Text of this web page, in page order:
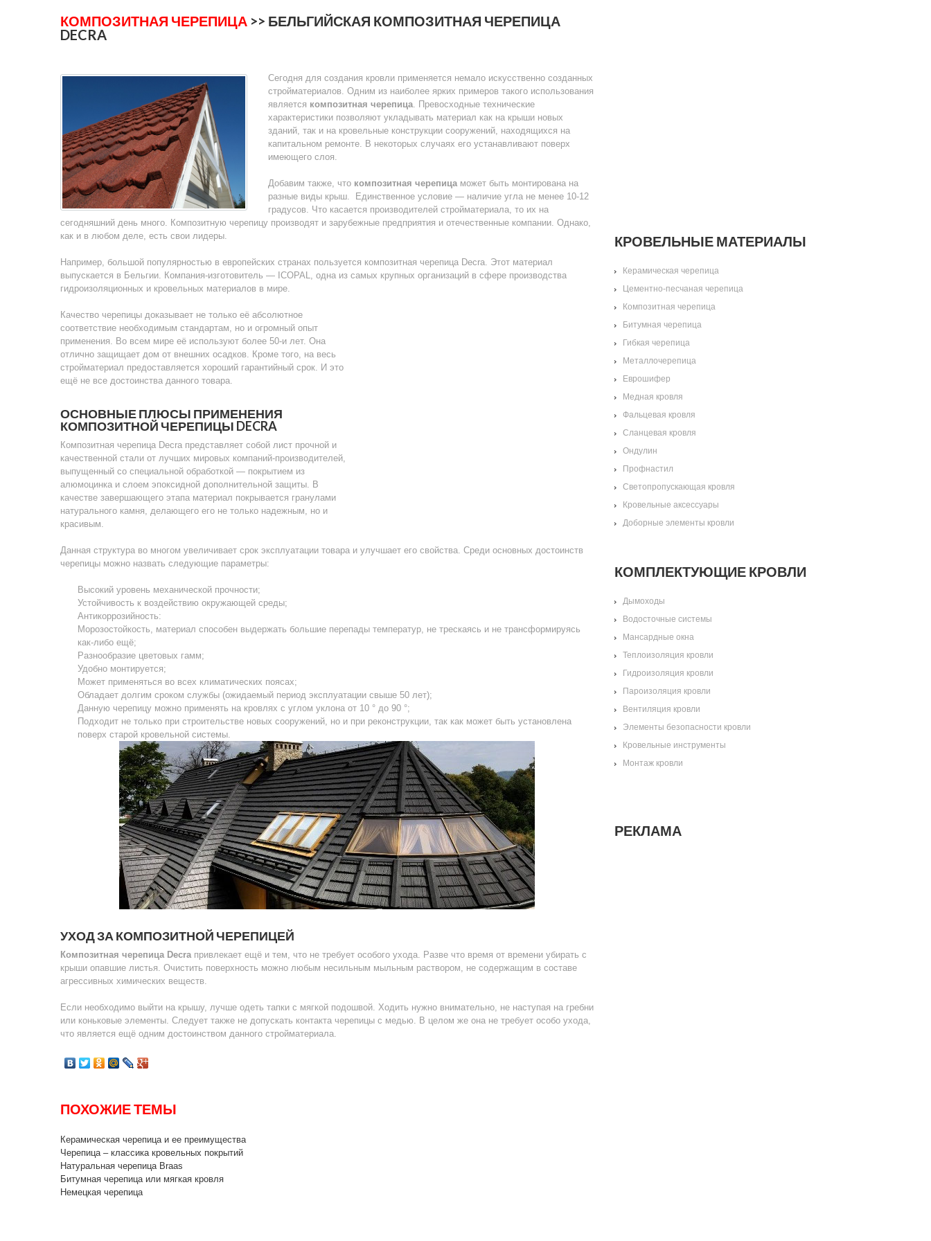
КОМПОЗИТНАЯ ЧЕРЕПИЦА >> БЕЛЬГИЙСКАЯ КОМПОЗИТНАЯ ЧЕРЕПИЦА
DECRA
Сегодня для создания кровли применяется немало искусственно созданных
стройматериалов. Одним из наиболее ярких примеров такого использования
является композитная черепица. Превосходные технические
характеристики позволяют укладывать материал как на крыши новых
зданий, так и на кровельные конструкции сооружений, находящихся на
капитальном ремонте. В некоторых случаях его устанавливают поверх
имеющего слоя.
Добавим также, что композитная черепицаможет быть монтирована на
разные виды крыш. Единственное условие — наличие угла не менее 10-12
градусов. Что касается производителей стройматериала, то их на
сегодняшний день много. Композитную черепицу производят и зарубежные предприятия и отечественные компании. Однако,
как и в любом деле, есть свои лидеры.
Например, большой популярностью в европейских странах пользуется композитная черепица Decra. Этот материал
выпускается в Бельгии. Компания-изготовитель — ICOPAL, одна из самых крупных организаций в сфере производства
гидроизоляционных и кровельных материалов в мире.
Качество черепицы доказывает не только её абсолютное
соответствие необходимым стандартам, но и огромный опыт
применения. Во всем мире её используют более 50-и лет. Она
отлично защищает дом от внешних осадков. Кроме того, на весь
стройматериал предоставляется хороший гарантийный срок. И это
ещё не все достоинства данного товара.
ОСНОВНЫЕ ПЛЮСЫ ПРИМЕНЕНИЯ
КОМПОЗИТНОЙ ЧЕРЕПИЦЫ DECRA
Композитная черепица Decra представляет собой лист прочной и
качественной стали от лучших мировых компаний-производителей,
выпущенный со специальной обработкой — покрытием из
алюмоцинка и слоем эпоксидной дополнительной защиты. В
качестве завершающего этапа материал покрывается гранулами
натурального камня, делающего его не только надежным, но и
красивым.
Данная структура во многом увеличивает срок эксплуатации товара и улучшает его свойства. Среди основных достоинств
черепицы можно назвать следующие параметры:
Высокий уровень механической прочности;
Устойчивость к воздействию окружающей среды;
Антикоррозийность:
Морозостойкость, материал способен выдержать большие перепады температур, не трескаясь и не трансформируясь
как-либо ещё;
Разнообразие цветовых гамм;
Удобно монтируется;
Может применяться во всех климатических поясах;
Обладает долгим сроком службы (ожидаемый период эксплуатации свыше 50 лет);
Данную черепицу можно применять на кровлях с углом уклона от 10 ° до 90 °;
Подходит не только при строительстве новых сооружений, но и при реконструкции, так как может быть установлена
поверх старой кровельной системы.
УХОД ЗА КОМПОЗИТНОЙ ЧЕРЕПИЦЕЙ
Композитная черепица Decraпривлекает ещё и тем, что не требует особого ухода. Разве что время от времени убирать с
крыши опавшие листья. Очистить поверхность можно любым несильным мыльным раствором, не содержащим в составе
агрессивных химических веществ.
Если необходимо выйти на крышу, лучше одеть тапки с мягкой подошвой. Ходить нужно внимательно, не наступая на гребни
или коньковые элементы. Следует также не допускать контакта черепицы с медью. В целом же она не требует особо ухода,
что является ещё одним достоинством данного стройматериала.
ПОХОЖИЕ ТЕМЫ
Керамическая черепица и ее преимущества
Черепица – классика кровельных покрытий
Натуральная черепица Braas
Битумная черепица или мягкая кровля
Немецкая черепица
КРОВЕЛЬНЫЕ МАТЕРИАЛЫ
Керамическая черепица
Цементно-песчаная черепица
Композитная черепица
Битумная черепица
Гибкая черепица
Металлочерепица
Еврошифер
Медная кровля
Фальцевая кровля
Сланцевая кровля
Ондулин
Профнастил
Светопропускающая кровля
Кровельные аксессуары
Доборные элементы кровли
КОМПЛЕКТУЮЩИЕ КРОВЛИ
Дымоходы
Водосточные системы
Мансардные окна
Теплоизоляция кровли
Гидроизоляция кровли
Пароизоляция кровли
Вентиляция кровли
Элементы безопасности кровли
Кровельные инструменты
Монтаж кровли
РЕКЛАМА